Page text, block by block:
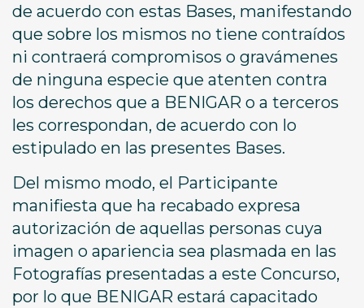
de acuerdo con estas Bases, manifestando
que sobre los mismos no tiene contraídos
ni contraerá compromisos o gravámenes
de ninguna especie que atenten contra
los derechos que a BENIGAR o a terceros
les correspondan, de acuerdo con lo
estipulado en las presentes Bases.
Del mismo modo, el Participante
manifiesta que ha recabado expresa
autorización de aquellas personas cuya
imagen o apariencia sea plasmada en las
Fotografías presentadas a este Concurso,
por lo que BENIGAR estará capacitado